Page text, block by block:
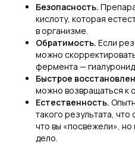
Безопасность.
кислоту, которая
в организме.
Обратимость. Если
можно
фермента —
Быстрое
можно возвращаться к
Естественность.
такого результата,
что вы «посвежели»,
дело.
+7
Я соглашаюсь наобработку
персональных данных